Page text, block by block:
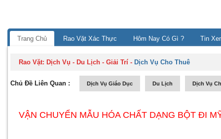
Trang Chủ Rao Vặt Xác Thực Hôm Nay Có Gì ? Tin
Rao Vặt: Dịch Vụ - Du Lịch - Giải Trí - Dịch Vụ Cho Thuê
Chủ Đề Liên Quan : Dịch Vụ Giáo Dục Du Lịch Dịch Vụ
VẬN CHUYỂN MẪU HÓA CHẤT DẠNG BỘT ĐI